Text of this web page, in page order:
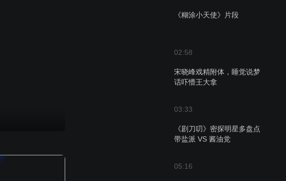
《糊涂小天使》片段
02:58
宋晓峰戏精附体，睡觉说梦
话吓懵王大拿
03:33
《剧刀叨》密探明星多盘点
带盐派 VS 酱油党
05:16